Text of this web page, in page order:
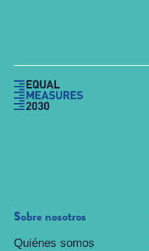
Sobre nosotros
Quiénes somos